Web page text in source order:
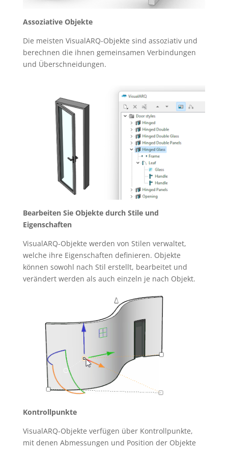
Assoziative Objekte
Die meisten VisualARQ-Objekte sind assoziativ und
berechnen die ihnen gemeinsamen Verbindungen
und Überschneidungen.
Bearbeiten Sie Objekte durch Stile und
Eigenschaften
VisualARQ-Objekte werden von Stilen verwaltet,
welche ihre Eigenschaften definieren. Objekte
können sowohl nach Stil erstellt, bearbeitet und
verändert werden als auch einzeln je nach Objekt.
Kontrollpunkte
VisualARQ-Objekte verfügen über Kontrollpunkte,
mit denen Abmessungen und Position der Objekte